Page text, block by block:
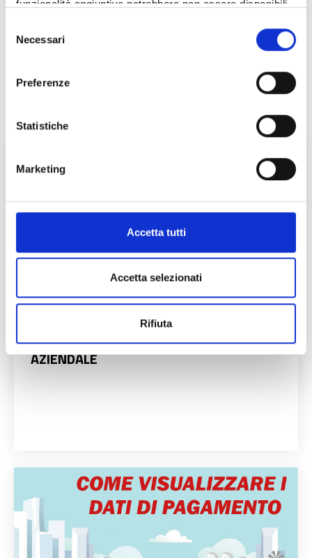
funzionalità aggiuntive potrebbero non essere disponibili.
delNecessari
Preferenze
Statistiche
Marketing
Accetta tutti
Accetta selezionati
Rifiuta
TRASFERIMENTO DEL FASCICOLO
AZIENDALE